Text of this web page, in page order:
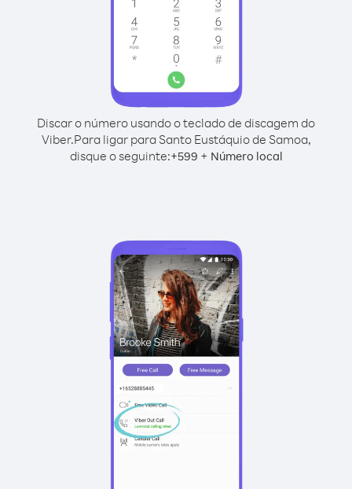
Discar o número usando o teclado de discagem do
Viber.Para ligar para Santo Eustáquio de Samoa,
disque o seguinte:+599 + Número local